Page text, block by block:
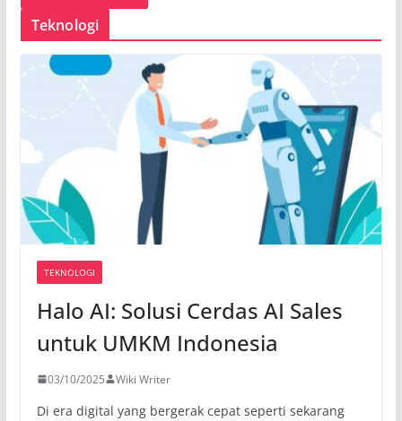
Teknologi
TEKNOLOGI
Halo AI: Solusi Cerdas AI Sales
untuk UMKM Indonesia
03/10/2025 Wiki Writer
Di era digital yang bergerak cepat seperti sekarang